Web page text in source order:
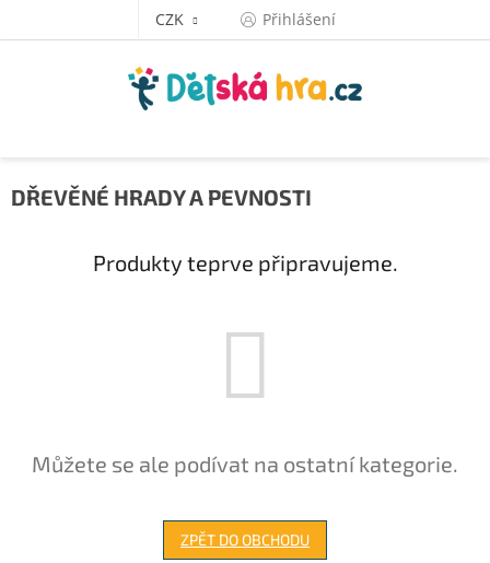
CZK Přihlášení
DŘEVĚNÉ HRADY A PEVNOSTI
Produkty teprve připravujeme.
Můžete se ale podívat na ostatní kategorie.
ZPĚT DO OBCHODU